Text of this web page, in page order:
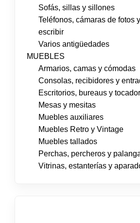
Sofás, sillas y sillones
Teléfonos, cámaras de fotos
escribir
Varios antigüedades
MUEBLES
Armarios, camas y cómodas
Consolas, recibidores y
Escritorios, bureaus y
Mesas y mesitas
Muebles auxiliares
Muebles Retro y Vintage
Muebles tallados
Perchas, percheros y
Vitrinas, estanterías y